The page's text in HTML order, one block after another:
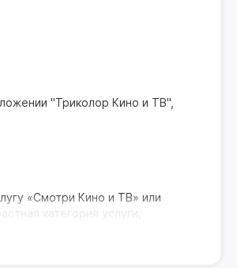
"Триколор Кино и ТВ",
«Смотри Кино и ТВ» или
категория услуги,
обеспечивает стабильное